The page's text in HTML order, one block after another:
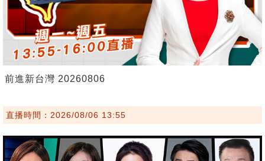
前進新台灣 20260806
直播時間：2026/08/06 13:55